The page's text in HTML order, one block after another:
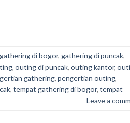
gathering di bogor, gathering di puncak,
, outing di puncak, outing kantor,
gathering, pengertian outing,
, tempat gathering di bogor, tempat
Leave a